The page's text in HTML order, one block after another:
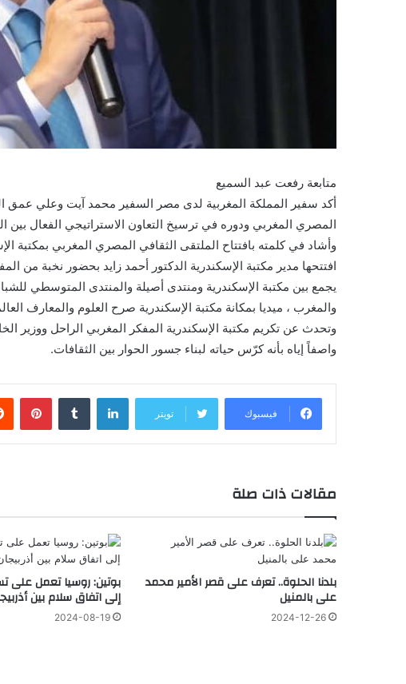
متابعة رفعت عبد السميع
أكد سفير المملكة المغربية لدى مصر السفير محمد آيت وعلي عمق
المصري المغربي ودوره في ترسيخ التعاون الاستراتيجي الفعال بين
وأشاد في كلمته بافتتاح الملتقى الثقافي المصري المغربي بمكتبة
افتتحها مدير مكتبة الإسكندرية الدكتور أحمد زايد بحضور نخبة من
يجمع بين مكتبة الإسكندرية ومنتدى أصيلة والمنتدى المتوسطي
والمغرب ، ميديا بمكانة مكتبة الإسكندرية صرح العلوم والمعارف
وتحدث عن تكريم مكتبة الإسكندرية المفكر المغربي الراحل
واصفاً إياه بأنه كرّس حياته لبناء جسور الحوار بين الثقافات.
فيسبوك تويتر
لينكدإن بينتيريست
مقالات ذات صلة
بلدنا الحلوة.. تعرف على قصر الأمير محمد
على بالمنيل
2024-12-26
بوتين: روسيا تعمل على
إلى اتفاق سلام بين
2024-08-19